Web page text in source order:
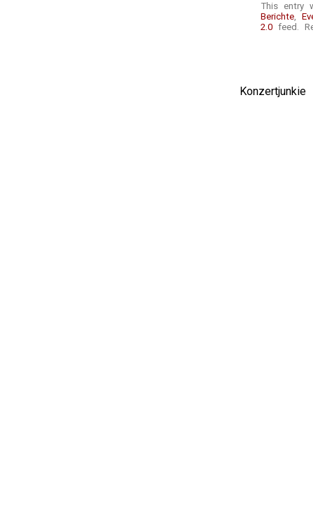
This entry
Berichte,
2.0 feed.